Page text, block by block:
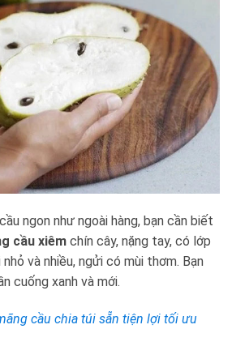
ngon như ngoài hàng, bạn cần biết
cầu xiêm chín cây, nặng tay, có lớp
và nhiều, ngửi có mùi thơm. Bạn
cuống xanh và mới.
cầu chia túi sẵn tiện lợi tối ưu